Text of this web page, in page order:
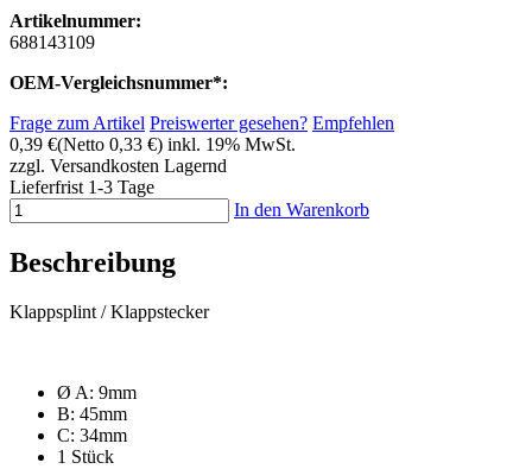
Artikelnummer:
688143109
OEM-Vergleichsnummer*:
Frage zum Artikel Preiswerter gesehen? Empfehlen
0,39 €(Netto 0,33 €) inkl. 19% MwSt.
zzgl. Versandkosten Lagernd
Lieferfrist 1-3 Tage
In den Warenkorb
Beschreibung
Klappsplint / Klappstecker
Ø A: 9mm
B: 45mm
C: 34mm
1 Stück